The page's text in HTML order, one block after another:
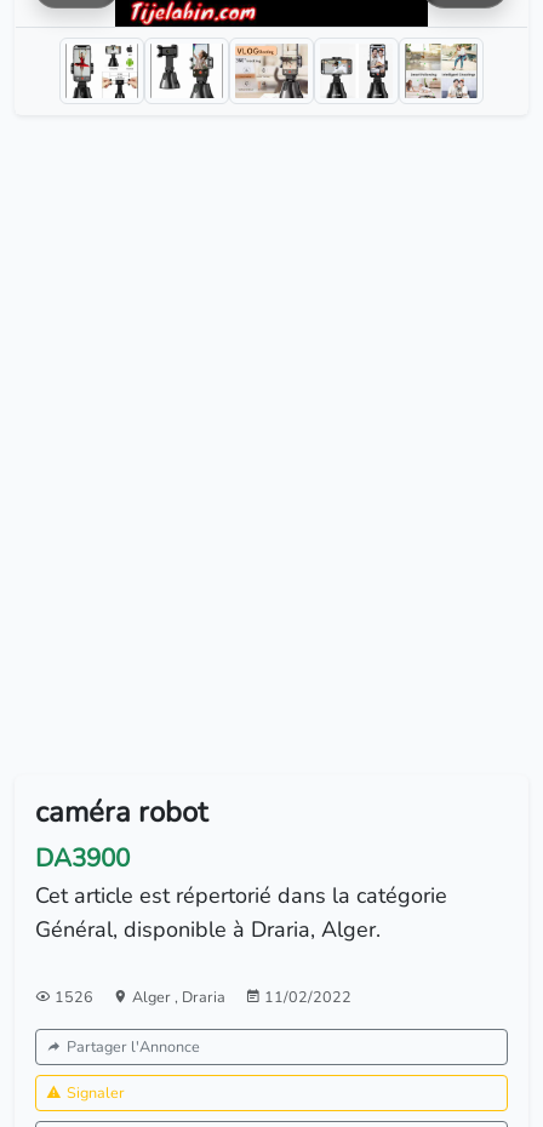
caméra robot
DA3900
Cet article est répertorié dans la catégorie
Général, disponible à Draria, Alger.
1526 Alger, Draria 11/02/2022
Partager l'Annonce
Signaler